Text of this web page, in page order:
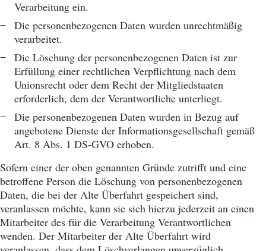
Verarbeitung ein.
Die personenbezogenen Daten wurden unrechtmäßig
verarbeitet.
Die Löschung der personenbezogenen Daten ist zur
Erfüllung einer rechtlichen Verpflichtung nach dem
Unionsrecht oder dem Recht der Mitgliedstaaten
erforderlich, dem der Verantwortliche unterliegt.
Die personenbezogenen Daten wurden in Bezug auf
angebotene Dienste der Informationsgesellschaft gemäß
Art. 8 Abs. 1 DS-GVO erhoben.
Sofern einer der oben genannten Gründe zutrifft und eine
betroffene Person die Löschung von personenbezogenen
Daten, die bei der Alte Überfahrt gespeichert sind,
veranlassen möchte, kann sie sich hierzu jederzeit an einen
Mitarbeiter des für die Verarbeitung Verantwortlichen
wenden. Der Mitarbeiter der Alte Überfahrt wird